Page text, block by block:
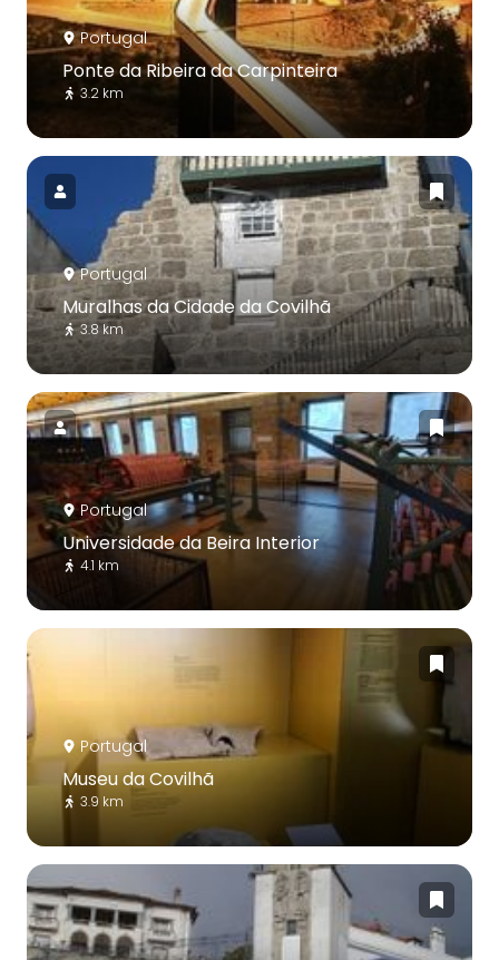
Portugal
Ponte da Ribeira da Carpinteira
3.2 km
Portugal
Muralhas da Cidade da Covilhã
3.8 km
Portugal
Universidade da Beira Interior
4.1 km
Portugal
Museu da Covilhã
3.9 km